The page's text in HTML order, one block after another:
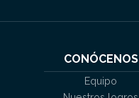
CONÓCENOS
Equipo